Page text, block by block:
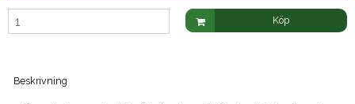
Köp
Beskrivning